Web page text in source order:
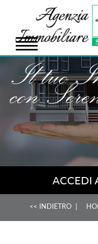
Il tuo
con
ACCEDI
<< INDIETRO